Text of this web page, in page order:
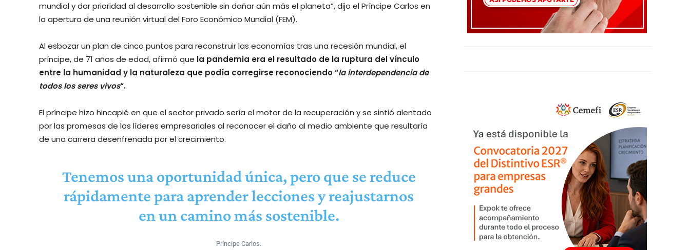
mundial y dar prioridad al desarrollo sostenible sin dañar aún más el planeta”, dijo el Príncipe Carlos en
la apertura de una reunión virtual del Foro Económico Mundial (FEM).
Al esbozar un plan de cinco puntos para reconstruir las economías tras una recesión mundial, el
príncipe, de 71 años de edad, afirmó que la pandemia era el resultado de la ruptura del vínculo
entre la humanidad y la naturaleza que podía corregirse reconociendo “la interdependencia de
todos los seres vivos“.
El príncipe hizo hincapié en que el sector privado sería el motor de la recuperación y se sintió alentado
por las promesas de los líderes empresariales al reconocer el daño al medio ambiente que resultaría
de una carrera desenfrenada por el crecimiento.
Tenemos una oportunidad única, pero que se reduce
rápidamente para aprender lecciones y reajustarnos
en un camino más sostenible.
Príncipe Carlos.